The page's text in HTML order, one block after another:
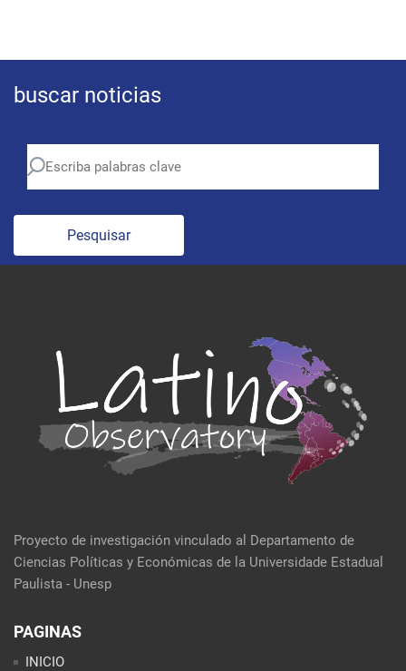
buscar noticias
Pesquisar
Proyecto de investigación vinculado al Departamento de
Ciencias Políticas y Económicas de la Universidade Estadual
Paulista - Unesp
PAGINAS
INICIO